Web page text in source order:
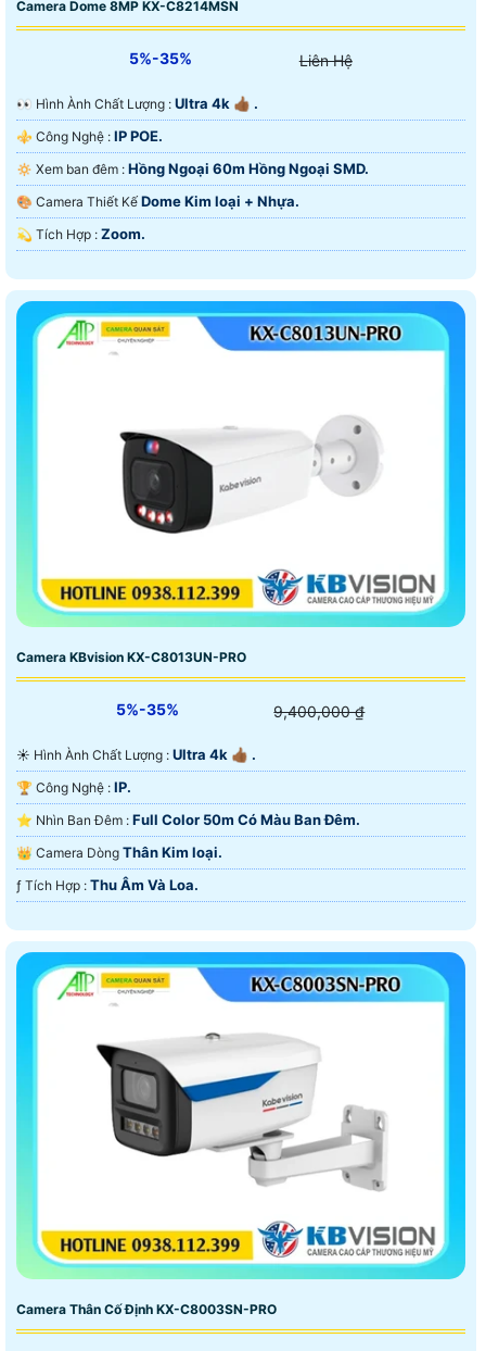
Camera Dome 8MP KX-C8214MSN
5%-35% Liên Hệ
️👀 Hình Ành Chất Lượng : Ultra 4k 👍🏾 .
⚜️ Công Nghệ : IP POE.
🔅 Xem ban đêm : Hồng Ngoại 60m Hồng Ngoại SMD.
🎨 Camera Thiết Kế Dome Kim loại + Nhựa.
️💫 Tích Hợp : Zoom.
Camera KBvision KX-C8013UN-PRO
5%-35% 9,400,000 ₫
☀️ Hình Ành Chất Lượng : Ultra 4k 👍🏾 .
🏆 Công Nghệ : IP.
⭐ Nhìn Ban Đêm : Full Color 50m Có Màu Ban Ðêm.
👑 Camera Dòng Thân Kim loại.
️ƒ Tích Hợp : Thu Âm Và Loa.
Camera Thân Cố Định KX-C8003SN-PRO